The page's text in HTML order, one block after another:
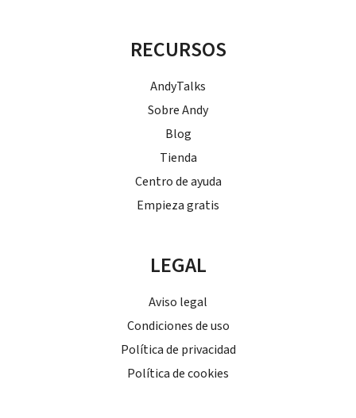
RECURSOS
AndyTalks
Sobre Andy
Blog
Tienda
Centro de ayuda
Empieza gratis
LEGAL
Aviso legal
Condiciones de uso
Política de privacidad
Política de cookies